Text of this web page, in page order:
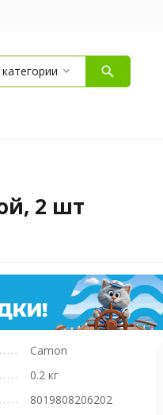
2 шт
Camon
0.2 кг
8019808206202